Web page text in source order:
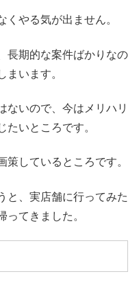
やる気が出ません。
長期的な案件ばかりなの
います。
ないので、今はメリハリ
いところです。
しているところです。
と、実店舗に行ってみた
てきました。